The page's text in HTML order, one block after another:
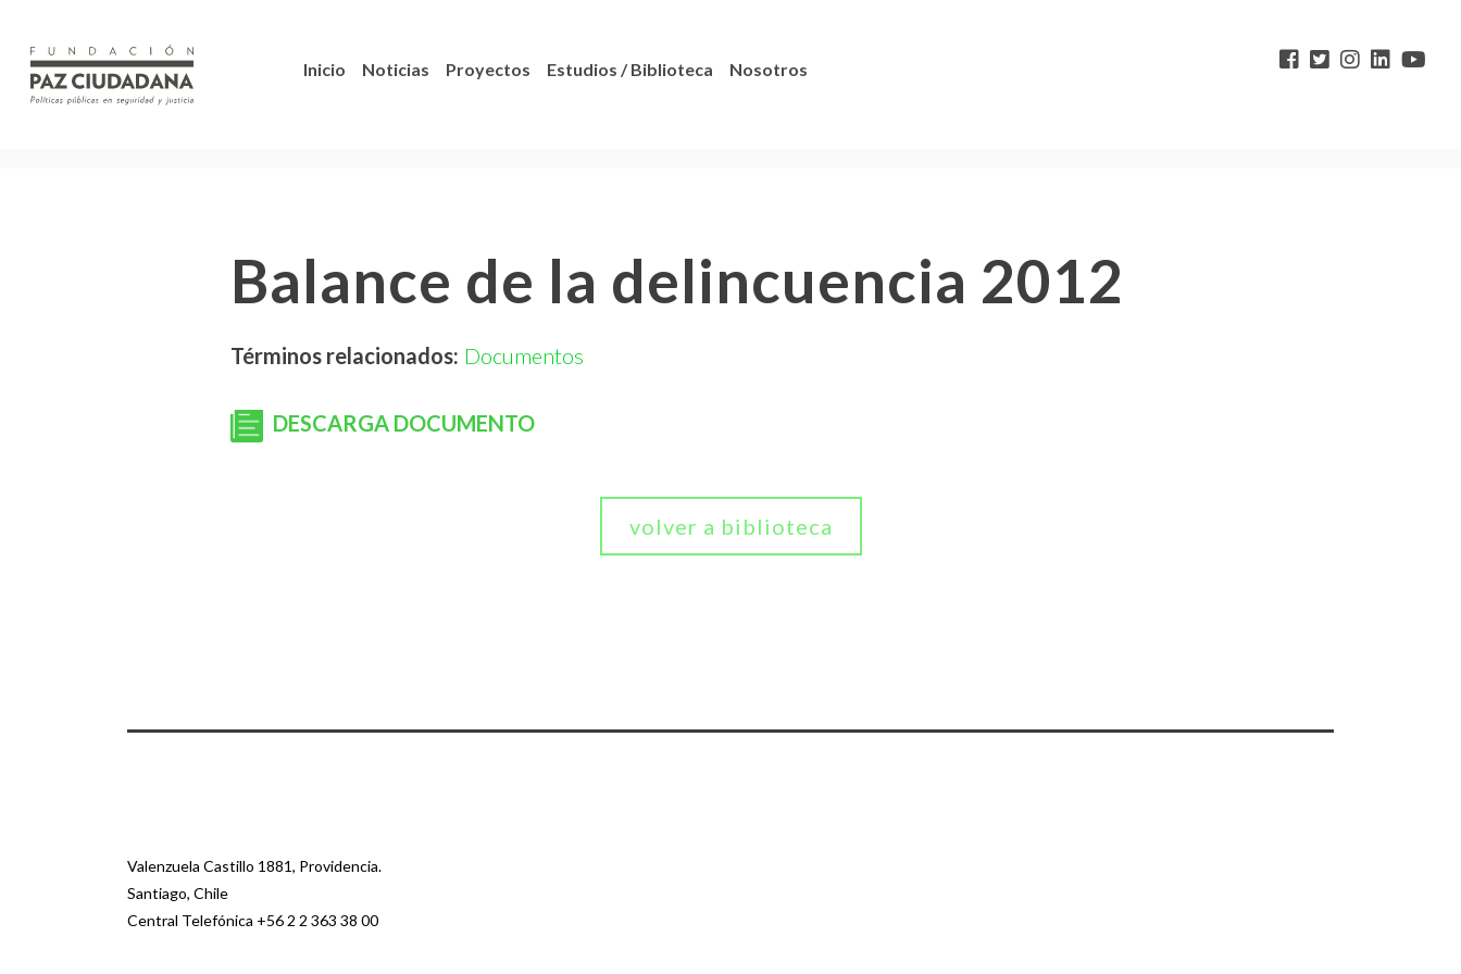
Inicio Noticias Proyectos Estudios / Biblioteca Nosotros
Balance de la delincuencia 2012
Términos relacionados: Documentos
DESCARGA DOCUMENTO
volver a biblioteca
Valenzuela Castillo 1881, Providencia.
Santiago, Chile
Central Telefónica +56 2 2 363 38 00